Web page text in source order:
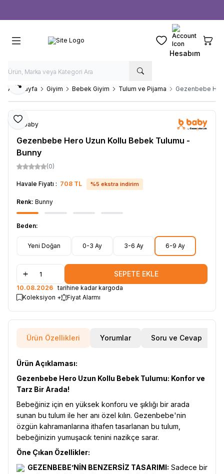
Favorilerim
Hesabım
Ana Sayfa Giyim Bebek Giyim Tulum ve Pijama Gezenbebe
Favoriye Ekle
Paylaş
b-baby
Gezenbebe Hero Uzun Kollu Bebek Tulumu -
Bunny
(0)
Havale Fiyatı : 708 TL %5 ekstra indirim
Renk: Bunny
Beden:
Yeni Doğan 0-3 Ay 3-6 Ay 6-9 Ay
SEPETE EKLE
10.08.2026 tarihine kadar kargoda
Koleksiyon +
Fiyat Alarmı
Ürün Özellikleri Yorumlar Soru ve Cevap
Ürün Açıklaması:
Gezenbebe Hero Uzun Kollu Bebek Tulumu: Konfor ve
Tarz Bir Arada!
Bebeğiniz için en yüksek konforu ve şıklığı bir arada
sunan bu tulum ile her anı özel kılın. Gezenbebe'nin
özgün kahramanlarına ithafen tasarlanan bu tulum,
bebeğinizin yumuşacık tenini nazikçe sarar.
Öne Çıkan Özellikler:
GEZENBEBE’NİN BENZERSİZ TASARIMI: Sadece bir